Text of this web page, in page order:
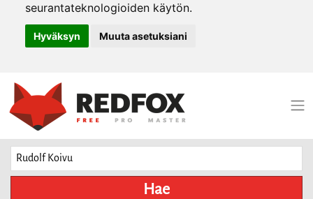
seurantateknologioiden käytön.
Hyväksyn Muuta asetuksiani
Hae